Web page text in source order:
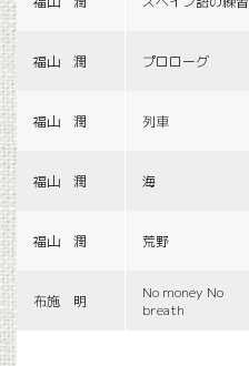
福山 潤 プロローグ
福山 潤 列車
福山 潤 海
福山 潤 荒野
布施 明
No money No
breath